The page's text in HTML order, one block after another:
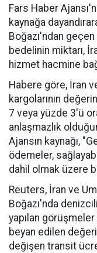
Fars Haber
kaynağa
Boğazı'ndan
bedelinin miktarı,
hizmet hacmine
Habere göre, İran
kargolarının
7 veya yüzde 3'ü
anlaşmazlık
Ajansın kaynağı,
ödemeler,
dahil olmak üzere
Reuters, İran ve
Boğazı'nda
yapılan görüşmeler
beyan edilen
değişen transit